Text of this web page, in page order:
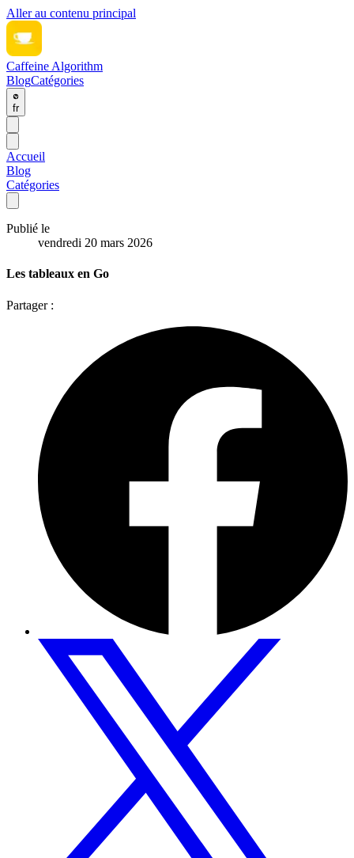
Aller au contenu principal
Caffeine Algorithm
BlogCatégories
fr
Accueil
Blog
Catégories
Publié le
vendredi 20 mars 2026
Les tableaux en Go
Partager :